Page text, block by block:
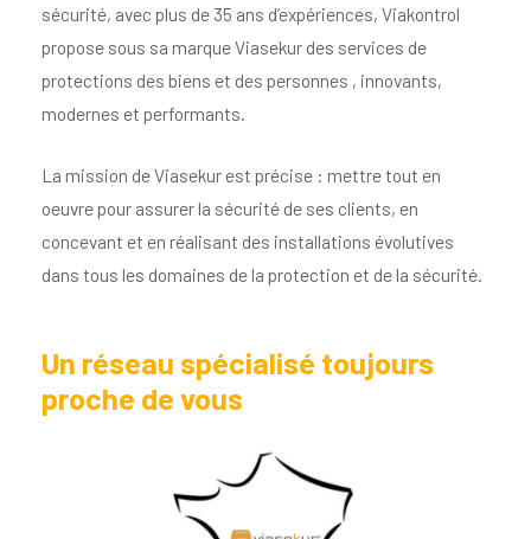
sécurité, avec plus de 35 ans d’expériences, Viakontrol
propose sous sa marque Viasekur des services de
protections des biens et des personnes , innovants,
modernes et performants.
La mission de Viasekur est précise : mettre tout en
oeuvre pour assurer la sécurité de ses clients, en
concevant et en réalisant des installations évolutives
dans tous les domaines de la protection et de la sécurité.
Un réseau spécialisé toujours
proche de vous